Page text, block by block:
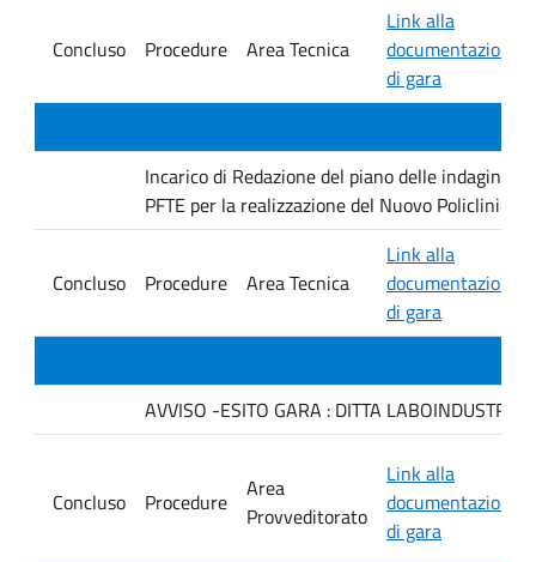
Concluso Procedure Area Tecnica
Link alla
documentazione
di gara
Incarico di Redazione del piano delle indagini
PFTE per la realizzazione del Nuovo Policlinico
Concluso Procedure Area Tecnica
Link alla
documentazione
di gara
AVVISO -ESITO GARA : DITTA LABOINDUSTRIA
Concluso Procedure
Area
Provveditorato
Link alla
documentazione
di gara